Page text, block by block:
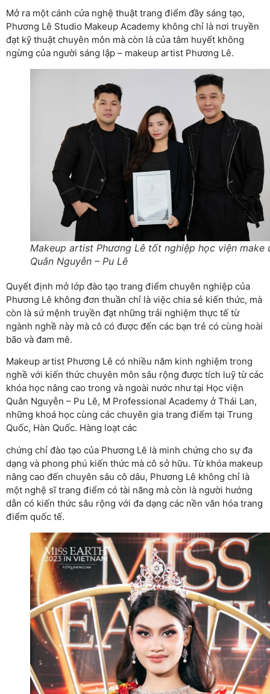
Mở ra một cánh cửa nghệ thuật trang điểm đầy sáng tạo,
Phương Lê Studio Makeup Academy không chỉ là nơi truyền
đạt kỹ thuật chuyên môn mà còn là của tâm huyết không
ngừng của người sáng lập – makeup artist Phương Lê.
Makeup artist Phương Lê tốt nghiệp học viện make
Quân Nguyễn – Pu Lê
Quyết định mở lớp đào tạo trang điểm chuyên nghiệp của
Phương Lê không đơn thuần chỉ là việc chia sẻ kiến thức, mà
còn là sứ mệnh truyền đạt những trải nghiệm thực tế từ
ngành nghề này mà cô có được đến các bạn trẻ có cùng hoài
bão và đam mê.
Makeup artist Phương Lê có nhiều năm kinh nghiệm trong
nghề với kiến thức chuyên môn sâu rộng được tích luỹ từ các
khóa học nâng cao trong và ngoài nước như tại Học viện
Quân Nguyễn – Pu Lê, M Professional Academy ở Thái Lan,
những khoá học cùng các chuyên gia trang điểm tại Trung
Quốc, Hàn Quốc. Hàng loạt các
chứng chỉ đào tạo của Phương Lê là minh chứng cho sự đa
dạng và phong phú kiến thức mà cô sở hữu. Từ khóa makeup
nâng cao đến chuyên sâu cô dâu, Phương Lê không chỉ là
một nghệ sĩ trang điểm có tài năng mà còn là người hướng
dẫn có kiến thức sâu rộng với đa dạng các nền văn hóa trang
điểm quốc tế.